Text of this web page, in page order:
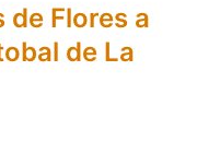
de Flores a
de La